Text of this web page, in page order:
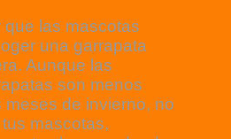
las mascotas
una garrapata
Aunque las
son menos
de invierno, no
mascotas,